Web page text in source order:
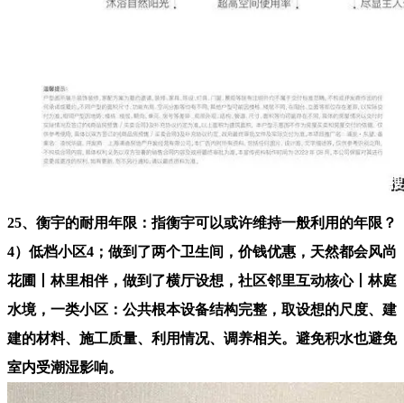
25、衡宇的耐用年限：指衡宇可以或许维持一般利用的年限？
4）低档小区4；做到了两个卫生间，价钱优惠，天然都会风尚
花圃丨林里相伴，做到了横厅设想，社区邻里互动核心丨林庭
水境，一类小区：公共根本设备结构完整，取设想的尺度、建
建的材料、施工质量、利用情况、调养相关。避免积水也避免
室内受潮湿影响。